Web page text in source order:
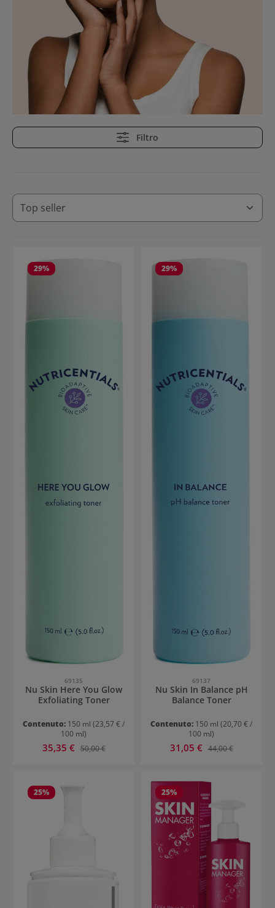
Filtro
29%
69135
Nu Skin Here You Glow
Exfoliating Toner
Contenuto: 150 ml (23,57 € /
100 ml)
Prezzo di vendita:
35,35 € Prezzo normale:
50,00 €
29%
69137
Nu Skin In Balance pH
Balance Toner
Contenuto: 150 ml (20,70 € /
100 ml)
Prezzo di vendita:
31,05 € Prezzo normale:
44,00 €
25% 25%